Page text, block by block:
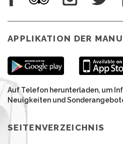
APPLIKATION DER
Auf Telefon herunterladen, um
Neuigkeiten und
SEITENVERZEICHNIS